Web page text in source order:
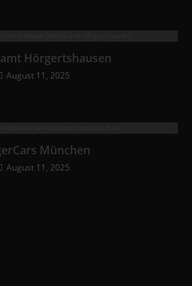
Hörgertshausen
August 11, 2025
München
August 11, 2025